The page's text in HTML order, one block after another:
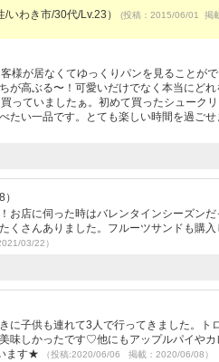
/いわき市/30代/Lv.23） (投稿：2015/06/01 掲
様が居なくてゆっくりパンを見ることが
が高ぶる〜！可愛いだけでなく本当にど
ていましたぁ。初めて買ったシューク
たい一品です。とても楽しい時間を過ごせ
お店に伺った時はバレンタインシーズン
くさんありました。フルーツサンドも購
03/22）
に子供も連れて3人で行ってきました。ト
味しかったです♡他にもアップルパイや
ます★
（投稿:2020/06/06 掲載：2020/06/08）